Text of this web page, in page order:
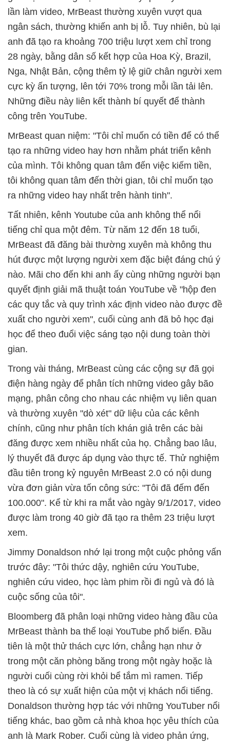
lần làm video, MrBeast thường xuyên vượt qua
ngân sách, thường khiến anh bị lỗ. Tuy nhiên, bù lại
anh đã tạo ra khoảng 700 triệu lượt xem chỉ trong
28 ngày, bằng dân số kết hợp của Hoa Kỳ, Brazil,
Nga, Nhật Bản, cộng thêm tỷ lệ giữ chân người xem
cực kỳ ấn tượng, lên tới 70% trong mỗi lần tải lên.
Những điều này liên kết thành bí quyết để thành
công trên YouTube.
MrBeast quan niệm: "Tôi chỉ muốn có tiền để có thể
tạo ra những video hay hơn nhằm phát triển kênh
của mình. Tôi không quan tâm đến việc kiếm tiền,
tôi không quan tâm đến thời gian, tôi chỉ muốn tạo
ra những video hay nhất trên hành tinh".
Tất nhiên, kênh Youtube của anh không thể nổi
tiếng chỉ qua một đêm. Từ năm 12 đến 18 tuổi,
MrBeast đã đăng bài thường xuyên mà không thu
hút được một lượng người xem đặc biệt đáng chú ý
nào. Mãi cho đến khi anh ấy cùng những người bạn
quyết định giải mã thuật toán YouTube về "hộp đen
các quy tắc và quy trình xác định video nào được đề
xuất cho người xem", cuối cùng anh đã bỏ học đại
học để theo đuổi việc sáng tạo nội dung toàn thời
gian.
Trong vài tháng, MrBeast cùng các cộng sự đã gọi
điện hàng ngày để phân tích những video gây bão
mạng, phân công cho nhau các nhiệm vụ liên quan
và thường xuyên "dò xét" dữ liệu của các kênh
chính, cũng như phân tích khán giả trên các bài
đăng được xem nhiều nhất của họ. Chẳng bao lâu,
lý thuyết đã được áp dụng vào thực tế. Thử nghiệm
đầu tiên trong kỷ nguyên MrBeast 2.0 có nội dung
vừa đơn giản vừa tốn công sức: "Tôi đã đếm đến
100.000". Kể từ khi ra mắt vào ngày 9/1/2017, video
được làm trong 40 giờ đã tạo ra thêm 23 triệu lượt
xem.
Jimmy Donaldson nhớ lại trong một cuộc phỏng vấn
trước đây: "Tôi thức dậy, nghiên cứu YouTube,
nghiên cứu video, học làm phim rồi đi ngủ và đó là
cuộc sống của tôi".
Bloomberg đã phân loại những video hàng đầu của
MrBeast thành ba thể loại YouTube phổ biến. Đầu
tiên là một thử thách cực lớn, chẳng hạn như ở
trong một căn phòng băng trong một ngày hoặc là
người cuối cùng rời khỏi bể tắm mì ramen. Tiếp
theo là có sự xuất hiện của một vị khách nổi tiếng.
Donaldson thường hợp tác với những YouTuber nổi
tiếng khác, bao gồm cả nhà khoa học yêu thích của
anh là Mark Rober. Cuối cùng là video phản ứng,